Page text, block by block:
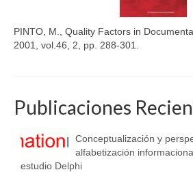
PINTO, M., Quality Factors in
2001, vol.46, 2, pp. 288-301.
Publicaciones
Conceptualización y
alfabetización
estudio Delphi